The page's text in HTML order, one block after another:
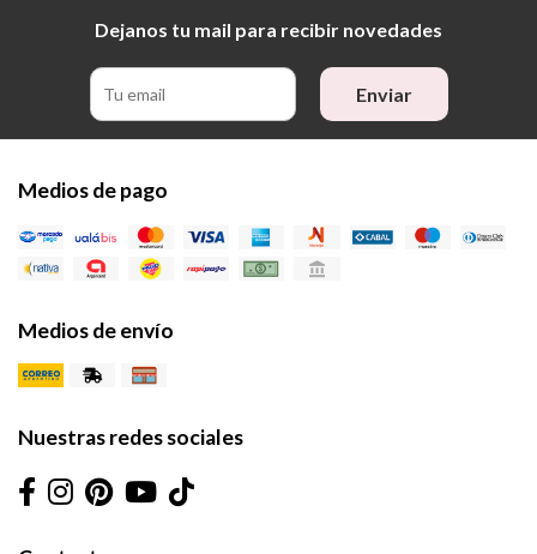
Dejanos tu mail para recibir novedades
Enviar
Medios de pago
Medios de envío
Nuestras redes sociales